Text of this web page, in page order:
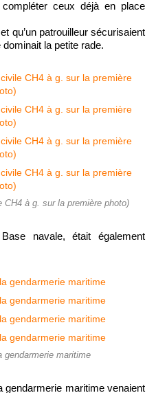
ceux déjà en place
qu’un patrouilleur sécurisaient
dominait la petite rade.
à g. sur la première photo)
navale, était également
gendarmerie maritime
gendarmerie maritime venaient